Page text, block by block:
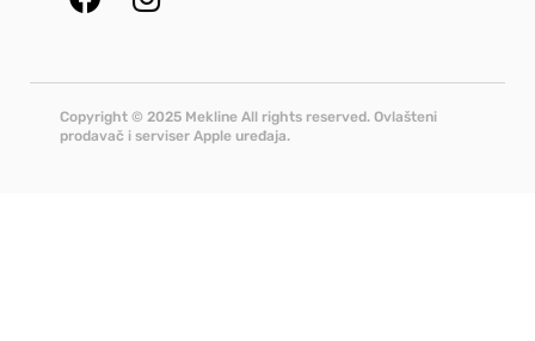
Copyright © 2025 Mekline All rights reserved. Ovlašteni
prodavač i serviser Apple uređaja.